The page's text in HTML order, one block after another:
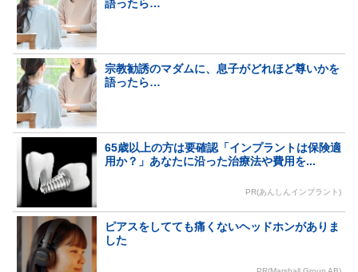
語ったら…
宗教勧誘のマダムに、息子がどれほど尊いかを
語ったら…
65歳以上の方は要確認「インプラントは保険適
用か？」あなたに沿った治療法や費用を...
PR(あんしんインプラント)
ピアスをしてても痛くないヘッドホンがありま
した